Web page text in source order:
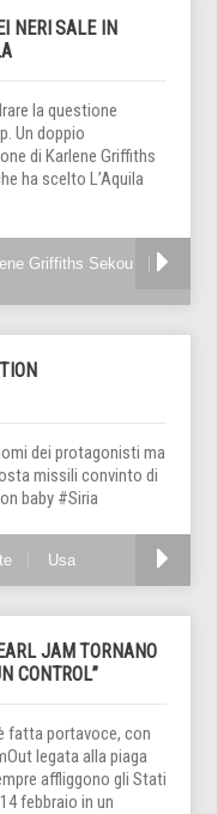
NERI SALE IN
la questione
Un doppio
di Karlene Griffiths
ha scelto L’Aquila
Griffiths Sekou
dei protagonisti ma
missili convinto di
baby #Siria
Usa
JAM TORNANO
CONTROL”
fatta portavoce, con
legata alla piaga
affliggono gli Stati
febbraio in un